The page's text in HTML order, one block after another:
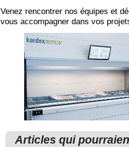
Venez rencontrer nos équipes et
vous accompagner dans vos
Articles qui